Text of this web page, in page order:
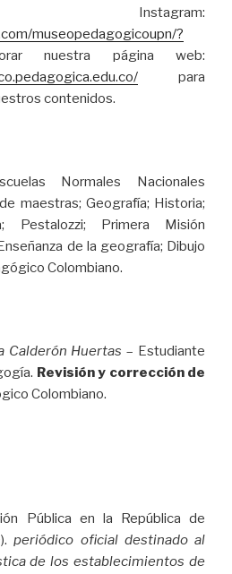
museopedagogicoupn/?
nuestra página web:
para
contenidos.
Normales Nacionales
maestras; Geografía; Historia;
Pestalozzi; Primera Misión
de la geografía; Dibujo
Colombiano.
Calderón Huertas – Estudiante
Revisión y corrección de
Colombiano.
Pública en la República de
periódico oficial destinado al
de los establecimientos de